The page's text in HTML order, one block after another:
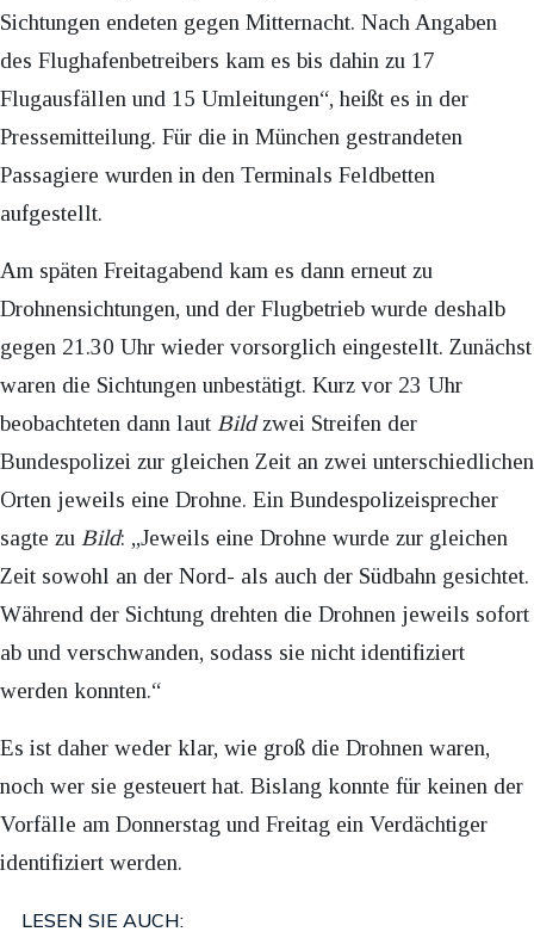
Sichtungen endeten gegen Mitternacht. Nach Angaben
des Flughafenbetreibers kam es bis dahin zu 17
Flugausfällen und 15 Umleitungen“, heißt es in der
Pressemitteilung. Für die in München gestrandeten
Passagiere wurden in den Terminals Feldbetten
aufgestellt.
Am späten Freitagabend kam es dann erneut zu
Drohnensichtungen, und der Flugbetrieb wurde deshalb
gegen 21.30 Uhr wieder vorsorglich eingestellt. Zunächst
waren die Sichtungen unbestätigt. Kurz vor 23 Uhr
beobachteten dann laut Bildzwei Streifen der
Bundespolizei zur gleichen Zeit an zwei unterschiedlichen
Orten jeweils eine Drohne. Ein Bundespolizeisprecher
sagte zu Bild: „Jeweils eine Drohne wurde zur gleichen
Zeit sowohl an der Nord- als auch der Südbahn gesichtet.
Während der Sichtung drehten die Drohnen jeweils sofort
ab und verschwanden, sodass sie nicht identifiziert
werden konnten.“
Es ist daher weder klar, wie groß die Drohnen waren,
noch wer sie gesteuert hat. Bislang konnte für keinen der
Vorfälle am Donnerstag und Freitag ein Verdächtiger
identifiziert werden.
LESEN SIE AUCH: